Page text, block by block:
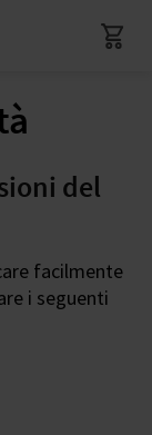
del
facilmente
i seguenti